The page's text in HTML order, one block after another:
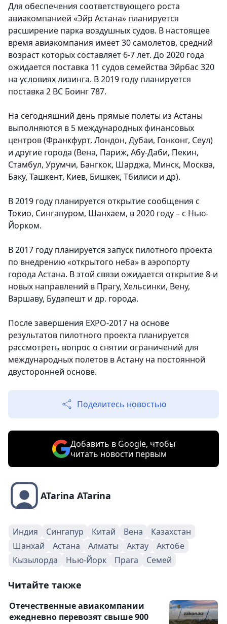
Для обеспечения соответствующего роста
авиакомпанией «Эйр Астана» планируется
расширение парка воздушных судов. В настоящее
время авиакомпания имеет 30 самолетов, средний
возраст которых составляет 6-7 лет. До 2020 года
ожидается поставка 11 судов семейства Эйрбас 320
на условиях лизинга. В 2019 году планируется
поставка 2 ВС Боинг 787.
На сегодняшний день прямые полеты из Астаны
выполняются в 5 международных финансовых
центров (Франкфурт, Лондон, Дубаи, Гонконг, Сеул)
и другие города (Вена, Париж, Абу-Даби, Пекин,
Стамбул, Урумчи, Бангкок, Шарджа, Минск, Москва,
Баку, Ташкент, Киев, Бишкек, Тбилиси и др).
В 2019 году планируется открытие сообщения с
Токио, Сингапуром, Шанхаем, в 2020 году – с Нью-
Йорком.
В 2017 году планируется запуск пилотного проекта
по внедрению «открытого неба» в аэропорту
города Астана. В этой связи ожидается открытие 8-и
новых направлений в Прагу, Хельсинки, Вену,
Варшаву, Будапешт и др. города.
После завершения EXPO-2017 на основе
результатов пилотного проекта планируется
рассмотреть вопрос о снятии ограничений для
международных полетов в Астану на постоянной
двусторонней основе.
Поделитесь новостью
Добавить в Google, чтобы
читать новости первым
ATarina ATarina
Индия Сингапур Китай Вена
Казахстан
Шанхай
Астана Алматы Актау
Актобе
Кызылорда
Нью-Йорк Прага Семей
Читайте также
Отечественные авиакомпании
ежедневно перевозят свыше 900